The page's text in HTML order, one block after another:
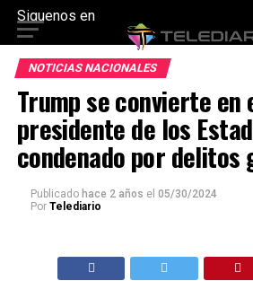
Siguenos en
NOTICIAS NACIONALES
Trump se convierte
presidente de los
condenado por delitos
Publicado hace 2 años el 05/30/2024
Por Telediario